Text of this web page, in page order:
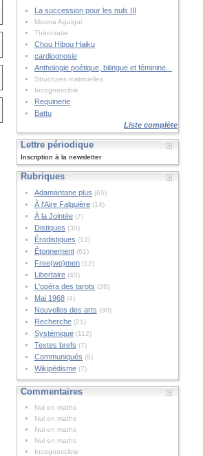
La succession pour les nuls III
Mouna Aguigui
Théocratie
Chou Hibou Haiku
cardiognosie
Anthologie poétique, bilingue et féminine...
Structures matricielles
Incognoscible
Requinerie
Battu
Liste complète
Lettre périodique
Inscription à la newsletter
Rubriques
Adamantane plus (65)
À l'Aire Falguière(14)
À la Jointée(7)
Distiques (30)
Érodistiques (12)
Étonnement(61)
Free(wo)men(12)
Libertaire(40)
L'opéra des tarots (26)
Mai 1968(4)
Nouvelles des arts (90)
Recherche(21)
Systémique(112)
Textes brefs (7)
Communiqués (8)
Wikipédisme(7)
Commentaires
Nul en maths
Nul en maths
Nul en maths
Nul en maths
Incognoscible